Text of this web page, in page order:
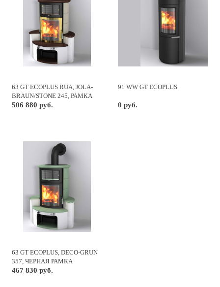
63 GT ECOPLUS RUA, JOLA-
BRAUN/STONE 245, РАМКА
ЗОЛОТО
506 880 руб.
91 WW GT ECOPLUS
0 руб.
63 GT ECOPLUS, DECO-GRUN
357, ЧЕРНАЯ РАМКА
467 830 руб.